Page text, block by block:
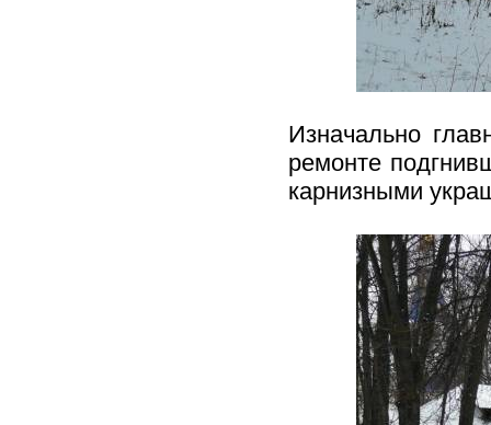
Изначально
ремонте
карнизными